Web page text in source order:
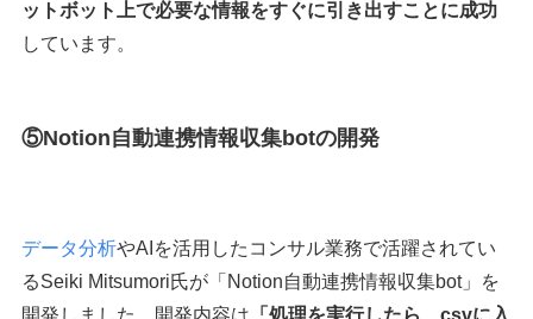
ットボット上で必要な情報をすぐに引き出すことに成功
しています。
⑤Notion自動連携情報収集botの開発
データ分析やAIを活用したコンサル業務で活躍されてい
るSeiki Mitsumori氏が「Notion自動連携情報収集bot」を